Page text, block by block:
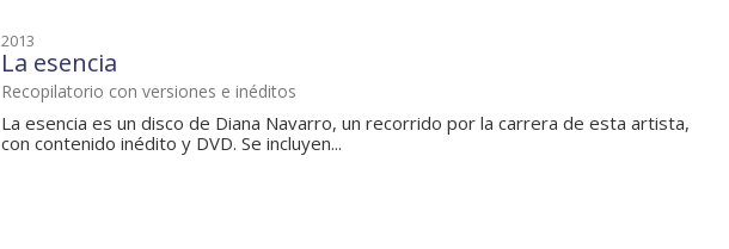
2013
La esencia
Recopilatorio con versiones e inéditos
La esencia es un disco de Diana Navarro, un recorrido por la carrera de esta artista,
con contenido inédito y DVD. Se incluyen...